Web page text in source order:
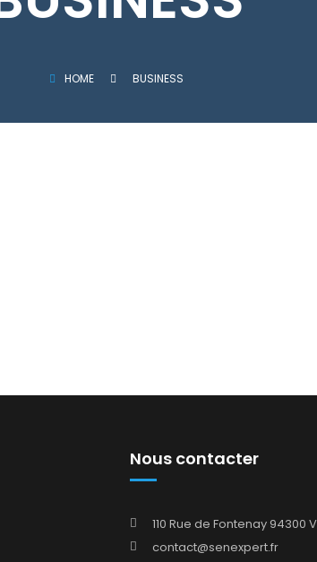
HOME BUSINESS
Nous contacter
110 Rue de Fontenay 94300
contact@senexpert.fr